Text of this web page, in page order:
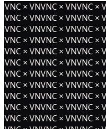
× VNVNC × VNVNC ×
× VNVNC × VNVNC ×
× VNVNC × VNVNC ×
× VNVNC × VNVNC ×
× VNVNC × VNVNC ×
× VNVNC × VNVNC ×
× VNVNC × VNVNC ×
× VNVNC × VNVNC ×
× VNVNC × VNVNC ×
× VNVNC × VNVNC ×
× VNVNC × VNVNC ×